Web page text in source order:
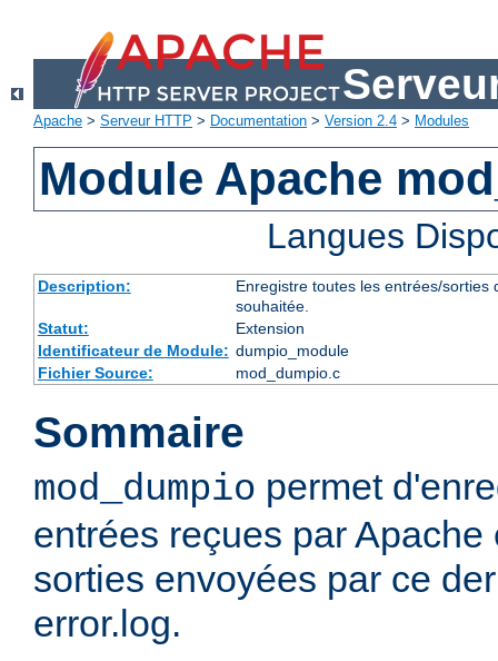
Apache > Serveur HTTP > Documentation > Version 2.4 > Modules
Module Apache
Langues
Description:
Enregistre toutes les entrées/
souhaitée.
Statut:
Extension
Identificateur de Module: dumpio_module
Fichier Source:
mod_dumpio.c
Sommaire
mod_dumpio permet
entrées reçues par Apache
sorties envoyées par ce
error.log.